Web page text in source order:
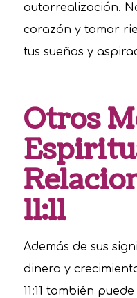
autorrealización.
corazón y tomar
tus sueños y
Otros
11:11
Además de sus
dinero y
11:11 también